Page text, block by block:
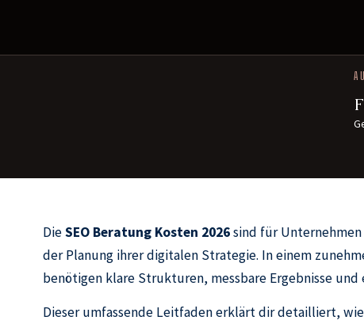
DieSEO Beratung Kosten 2026sind für Unternehmen
der Planung ihrer digitalen Strategie. In einem
benötigen klare Strukturen, messbare Ergebnisse
Dieser umfassende Leitfaden erklärt dir detailliert,